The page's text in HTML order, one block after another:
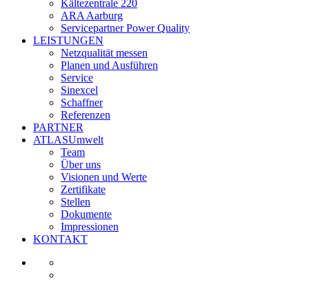
Kältezentrale 220
ARA Aarburg
Servicepartner Power Quality
LEISTUNGEN
Netzqualität messen
Planen und Ausführen
Service
Sinexcel
Schaffner
Referenzen
PARTNER
ATLASUmwelt
Team
Über uns
Visionen und Werte
Zertifikate
Stellen
Dokumente
Impressionen
KONTAKT